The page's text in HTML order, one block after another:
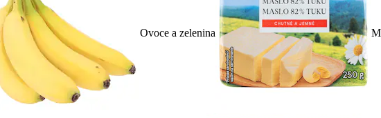
Ovoce a zelenina